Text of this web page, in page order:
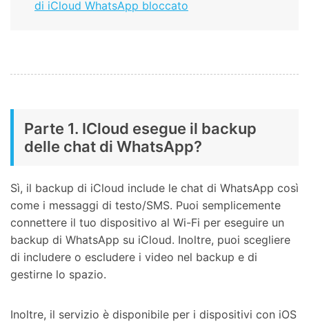
di iCloud WhatsApp bloccato
Parte 1. ICloud esegue il backup
delle chat di WhatsApp?
Sì, il backup di iCloud include le chat di WhatsApp così
come i messaggi di testo/SMS. Puoi semplicemente
connettere il tuo dispositivo al Wi-Fi per eseguire un
backup di WhatsApp su iCloud. Inoltre, puoi scegliere
di includere o escludere i video nel backup e di
gestirne lo spazio.
Inoltre, il servizio è disponibile per i dispositivi con iOS